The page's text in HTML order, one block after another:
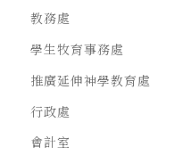
教務處
學生牧育事務處
推廣延伸神學教育處
行政處
會計室